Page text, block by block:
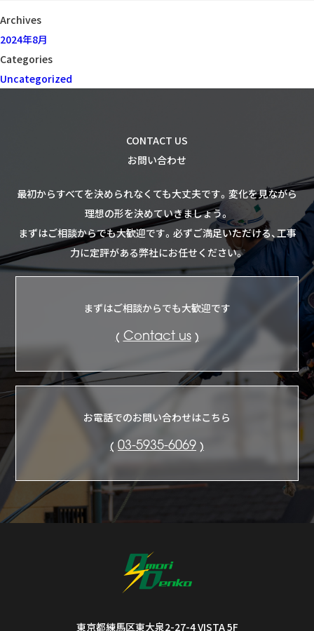
Archives
2024年8月
Categories
Uncategorized
CONTACT US
お問い合わせ
最初からすべてを決められなくても大丈夫です。 変化を見ながら
理想の形を決めていきましょう。
まずはご相談からでも大歓迎です。 必ずご満足いただける、工事
力に定評がある弊社にお任せください。
まずはご相談からでも大歓迎です
Contact us
お電話でのお問い合わせはこちら
03-5935-6069
東京都練馬区東大泉2-27-4 VISTA 5F